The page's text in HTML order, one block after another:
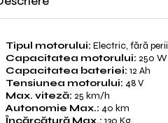
Tipul motorului: Electric, fără perii
Capacitatea motorului: 250 W
Capacitatea bateriei: 12 Ah
Tensiunea motorului: 48 V
Max. viteză: 25 km/h
Autonomie Max.: 40 km
Încărcătură Max.: 130 Kg